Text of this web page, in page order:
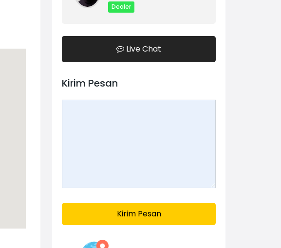
Dealer
Live Chat
Kirim Pesan
Kirim Pesan